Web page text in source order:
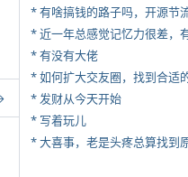
* 近一年总感觉记忆力很差，
* 有没有大佬
* 如何扩大交友圈，找到合适
* 发财从今天开始
* 写着玩儿
* 大喜事，老是头疼总算找到